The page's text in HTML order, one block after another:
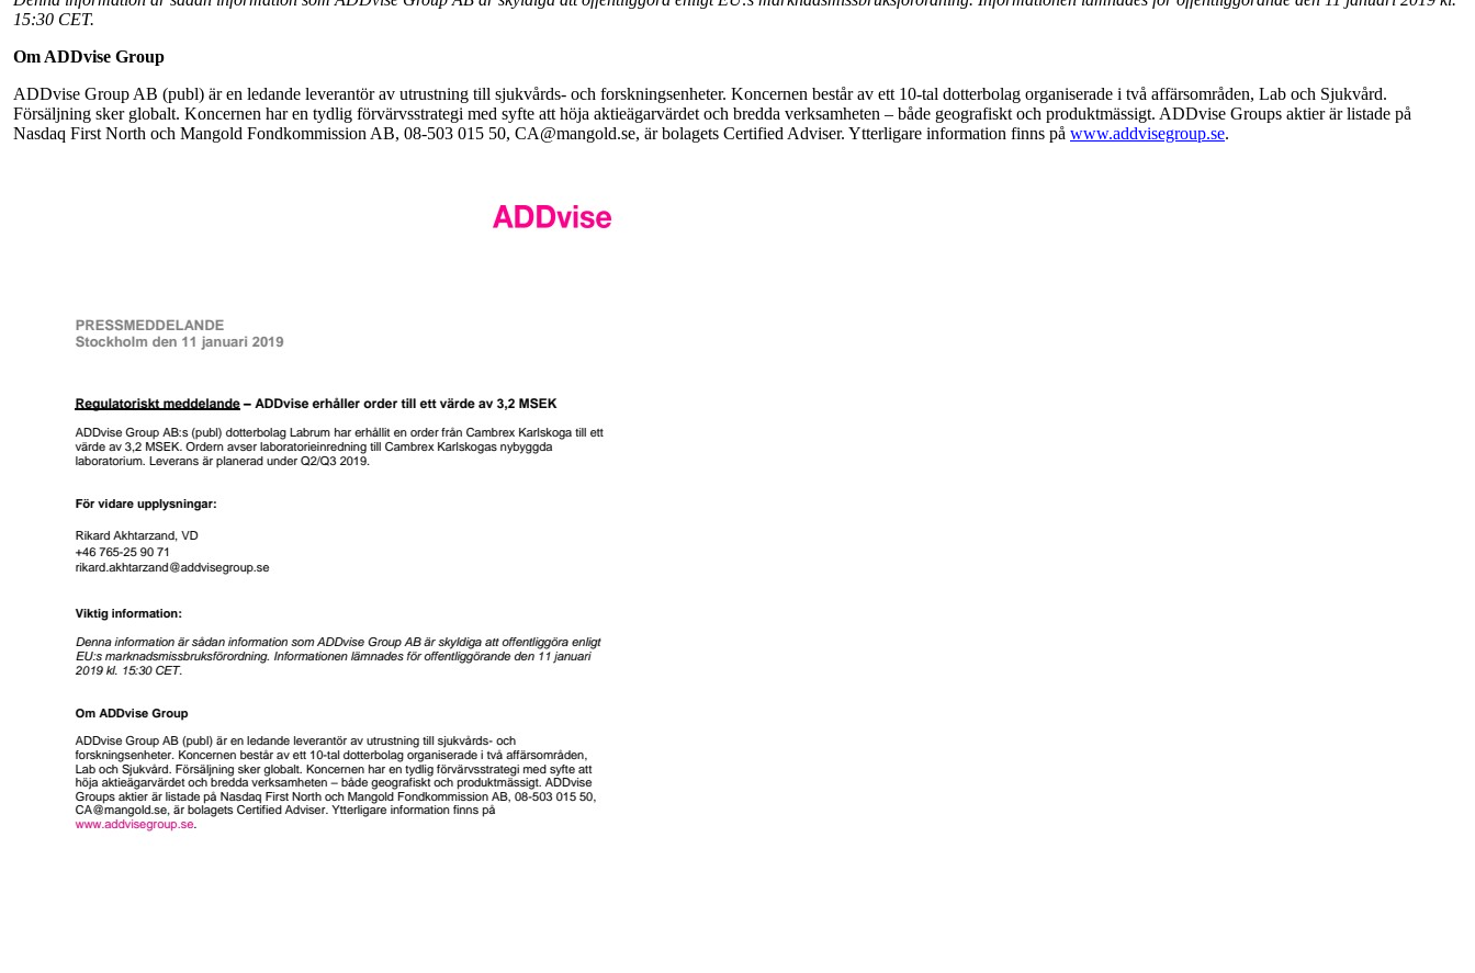
15:30 CET.
Om ADDvise Group
ADDvise Group AB (publ) är en ledande leverantör av utrustning till sjukvårds- och forskningsenheter. Koncernen består av ett 10-tal dotterbolag organiserade i två affärsområden, Lab och Sjukvård.
Försäljning sker globalt. Koncernen har en tydlig förvärvsstrategi med syfte att höja aktieägarvärdet och bredda verksamheten – både geografiskt och produktmässigt. ADDvise Groups aktier är listade på
Nasdaq First North och Mangold Fondkommission AB, 08-503 015 50, CA@mangold.se, är bolagets Certified Adviser. Ytterligare information finns på www.addvisegroup.se.